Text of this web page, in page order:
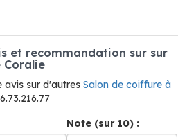
et recommandation sur sur
Coralie
avis sur d'autres Salon de coiffure à
Note (sur 10) :